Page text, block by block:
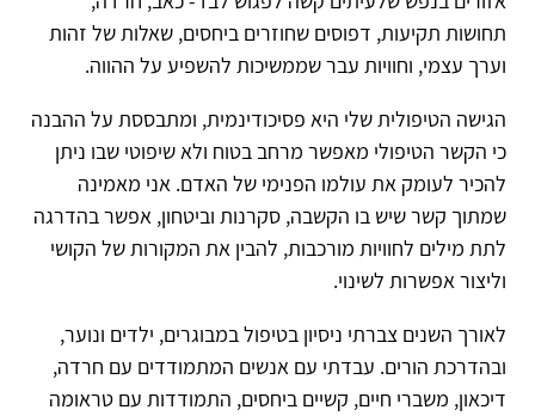
תחושות תקיעות, דפוסים שחוזרים ביחסים, שאלות של זהות
וערך עצמי, וחוויות עבר שממשיכות להשפיע על ההווה.
הגישה הטיפולית שלי היא פסיכודינמית, ומתבססת על ההבנה
כי הקשר הטיפולי מאפשר מרחב בטוח ולא שיפוטי שבו ניתן
להכיר לעומק את עולמו הפנימי של האדם. אני מאמינה
שמתוך קשר שיש בו הקשבה, סקרנות וביטחון, אפשר בהדרגה
לתת מילים לחוויות מורכבות, להבין את המקורות של הקושי
וליצור אפשרות לשינוי.
לאורך השנים צברתי ניסיון בטיפול במבוגרים, ילדים ונוער,
ובהדרכת הורים. עבדתי עם אנשים המתמודדים עם חרדה,
דיכאון, משברי חיים, קשיים ביחסים, התמודדות עם טראומה